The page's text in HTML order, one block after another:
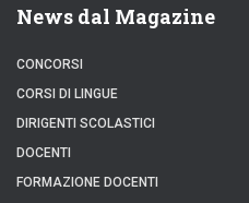
News dal Magazine
CONCORSI
CORSI DI LINGUE
DIRIGENTI SCOLASTICI
DOCENTI
FORMAZIONE DOCENTI